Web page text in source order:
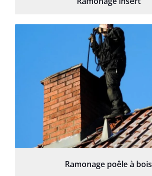
Ramonage poêle à bois